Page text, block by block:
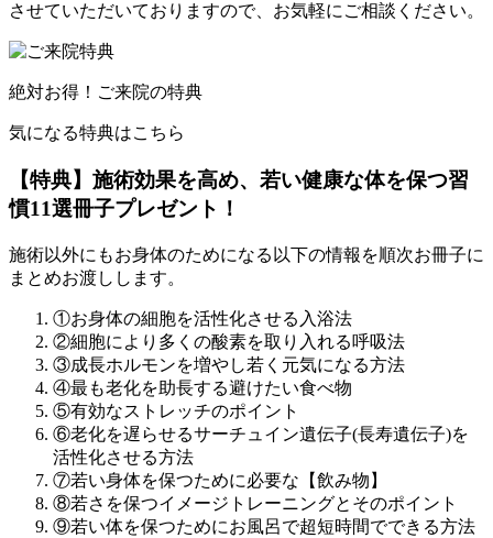
させていただいておりますので、お気軽にご相談ください。
絶対お得！ご来院の特典
気になる特典はこちら
【特典】施術効果を高め、若い健康な体を保つ習
慣11選冊子プレゼント！
施術以外にもお身体のためになる以下の情報を順次お冊子に
まとめお渡しします。
①お身体の細胞を活性化させる入浴法
②細胞により多くの酸素を取り入れる呼吸法
③成長ホルモンを増やし若く元気になる方法
④最も老化を助長する避けたい食べ物
⑤有効なストレッチのポイント
⑥老化を遅らせるサーチュイン遺伝子(長寿遺伝子)を
活性化させる方法
⑦若い身体を保つために必要な【飲み物】
⑧若さを保つイメージトレーニングとそのポイント
⑨若い体を保つためにお風呂で超短時間でできる方法